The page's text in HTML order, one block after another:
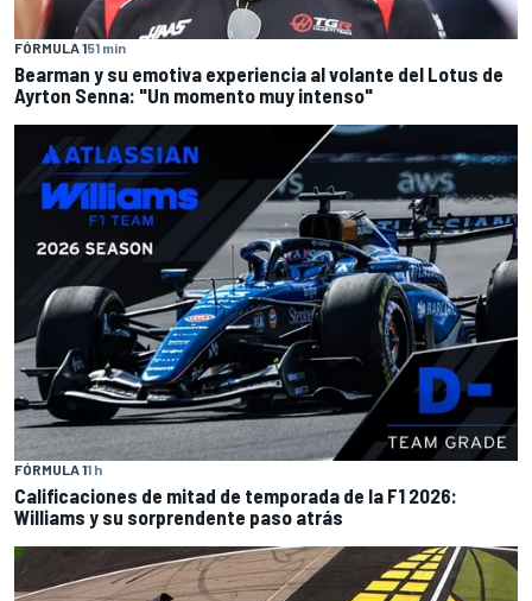
FÓRMULA 151 min
Bearman y su emotiva experiencia al volante del Lotus de
Ayrton Senna: "Un momento muy intenso"
FÓRMULA 11 h
Calificaciones de mitad de temporada de la F1 2026:
Williams y su sorprendente paso atrás